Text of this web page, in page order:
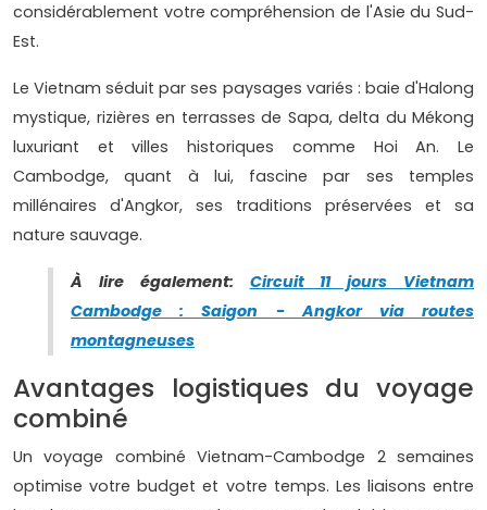
considérablement votre compréhension de l'Asie du Sud-
Est.
Le Vietnam séduit par ses paysages variés : baie d'Halong
mystique, rizières en terrasses de Sapa, delta du Mékong
luxuriant et villes historiques comme Hoi An. Le
Cambodge, quant à lui, fascine par ses temples
millénaires d'Angkor, ses traditions préservées et sa
nature sauvage.
À lire également: Circuit 11 jours Vietnam
Cambodge : Saigon - Angkor via routes
montagneuses
Avantages logistiques du voyage
combiné
Un voyage combiné Vietnam-Cambodge 2 semaines
optimise votre budget et votre temps. Les liaisons entre